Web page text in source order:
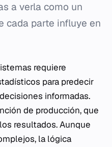
a verla como un
cada parte influye en
requiere
para predecir
informadas.
de producción, que
resultados. Aunque
la lógica